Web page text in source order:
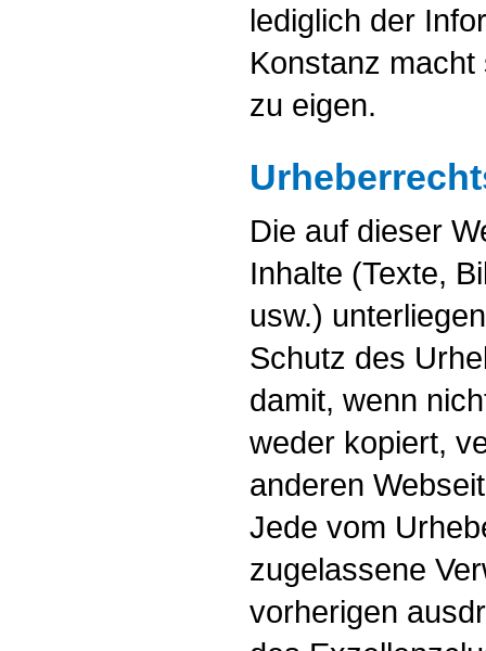
lediglich der
Konstanz
zu eigen.
Die auf dieser
Inhalte (Texte,
usw.)
Schutz des
damit, wenn
weder kopiert,
anderen
Jede vom
zugelassene
vorherigen